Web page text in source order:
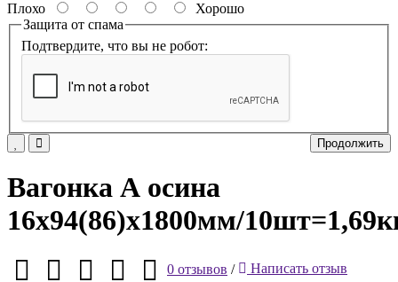
Плохо
Хорошо
Защита от спама
Подтвердите, что вы не робот:
Продолжить
Вагонка А осина
16х94(86)х1800мм/
0 отзывов / Написать отзыв